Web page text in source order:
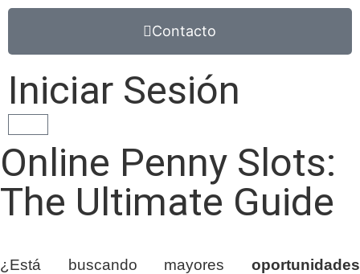
Contacto
Iniciar Sesión
Online Penny Slots:
The Ultimate Guide
¿Está buscando mayores oportunidades